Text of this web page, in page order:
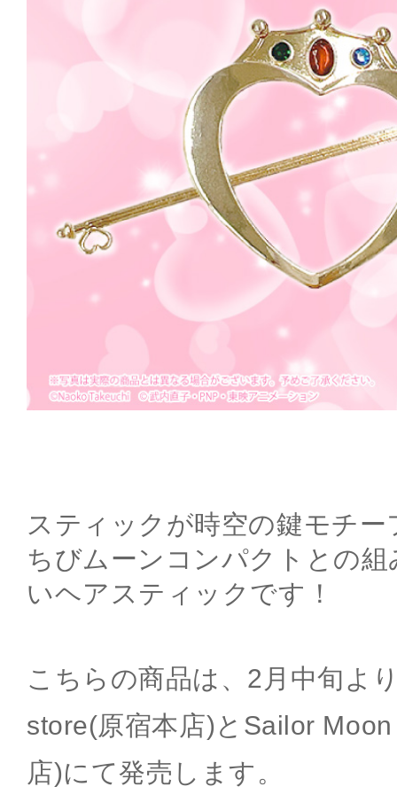
スティックが時空の鍵モチ
ちびムーンコンパクトとの
いヘアスティックです！
こちらの商品は、2月中旬よ
store(原宿本店)とSailor
店)にて発売します。